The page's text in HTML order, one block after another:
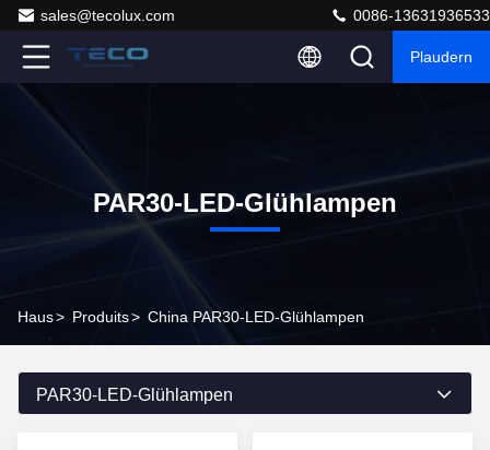
sales@tecolux.com 0086-13631936533
Plaudern
PAR30-LED-Glühlampen
Haus> Produits> China PAR30-LED-Glühlampen
PAR30-LED-Glühlampen